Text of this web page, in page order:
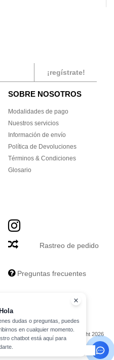
¡regístrate!
SOBRE NOSOTROS
Modalidades de pago
Nuestros servicios
Información de envío
Política de Devoluciones
Términos & Condiciones
Glosario
Rastreo de pedido
Preguntas frecuentes
Mapa del sitio
Copyright 2026
derechos reservados
Hola
dudas o preguntas, puedes
en cualquier momento.
chatbot está aquí para